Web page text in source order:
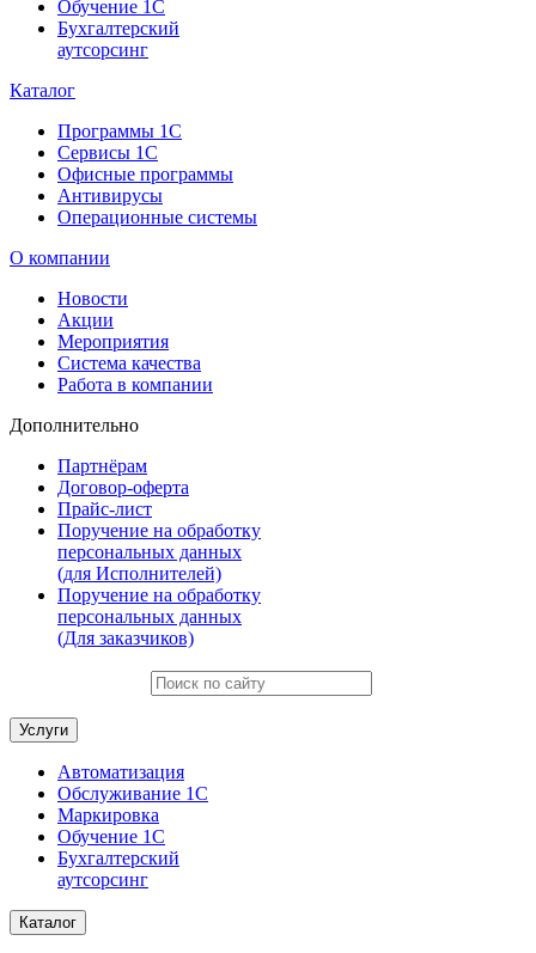
Обучение 1С
Бухгалтерский
аутсорсинг
Каталог
Программы 1С
Сервисы 1С
Офисные программы
Антивирусы
Операционные системы
О компании
Новости
Акции
Мероприятия
Система качества
Работа в компании
Дополнительно
Партнёрам
Договор-оферта
Прайс-лист
Поручение на обработку
персональных данных
(для Исполнителей)
Поручение на обработку
персональных данных
(Для заказчиков)
Услуги
Автоматизация
Обслуживание 1С
Маркировка
Обучение 1С
Бухгалтерский
аутсорсинг
Каталог